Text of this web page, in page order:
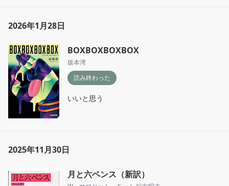
2026年1月28日
BOXBOXBOXBOX
坂本湾
読み終わった
いいと思う
2025年11月30日
月と六ペンス（新訳）